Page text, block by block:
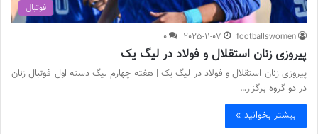
فوتبال
footballswomen
2025-11-07
0
پیروزی زنان استقلال و فولاد در لیگ یک
پیروزی زنان استقلال و فولاد در لیگ یک | هفته چهارم لیگ دسته اول فوتبال زنان
در دو گروه برگزار…
بیشتر بخوانید »